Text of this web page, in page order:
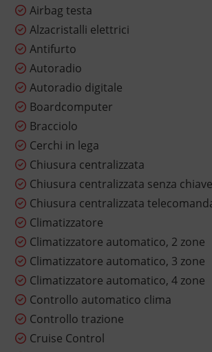
Airbag testa
Alzacristalli elettrici
Antifurto
Autoradio
Autoradio digitale
Boardcomputer
Bracciolo
Cerchi in lega
Chiusura centralizzata
Chiusura centralizzata senza chiave
Chiusura centralizzata
Climatizzatore
Climatizzatore automatico, 2 zone
Climatizzatore automatico, 3 zone
Climatizzatore automatico, 4 zone
Controllo automatico clima
Controllo trazione
Cruise Control